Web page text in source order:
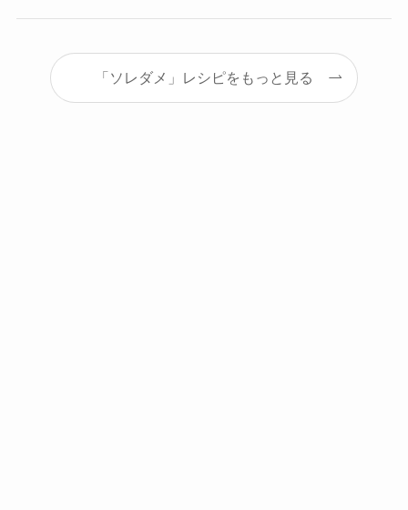
「ソレダメ」レシピをもっと見る